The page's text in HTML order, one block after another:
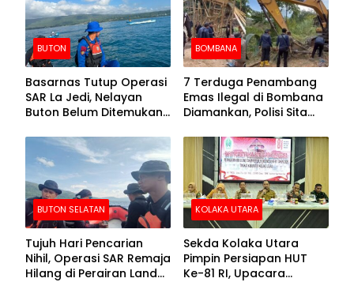
BUTON
Basarnas Tutup Operasi
SAR La Jedi, Nelayan
Buton Belum Ditemukan
BOMBANA
7 Terduga Penambang
Emas Ilegal di Bombana
Diamankan, Polisi Sita
Crusher
BUTON SELATAN
Tujuh Hari Pencarian
Nihil, Operasi SAR Remaja
Hilang di Perairan Lande
KOLAKA UTARA
Sekda Kolaka Utara
Pimpin Persiapan HUT
Ke-81 RI, Upacara